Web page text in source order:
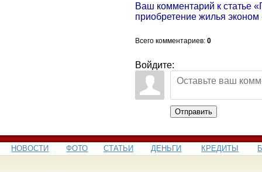
Ваш комментарий к статье
приобретение жилья эконом
Всего комментариев: 0
Войдите:
Отправить
НОВОСТИ ФОТО СТАТЬИ ДЕНЬГИ КРЕДИТЫ